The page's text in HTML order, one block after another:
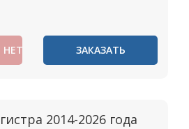
ЗАКАЗАТЬ
2014-2026 года